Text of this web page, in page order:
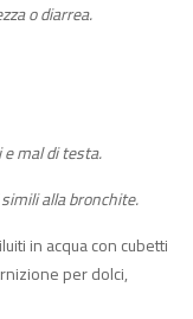
o diarrea.
mal di testa.
alla bronchite.
in acqua con cubetti
per dolci,